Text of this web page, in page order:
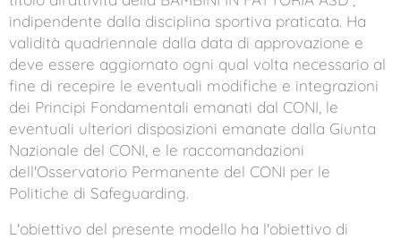
indipendente dalla disciplina sportiva praticata. Ha
validità quadriennale dalla data di approvazione e
deve essere aggiornato ogni qual volta necessario al
fine di recepire le eventuali modifiche e integrazioni
dei Principi Fondamentali emanati dal CONI, le
eventuali ulteriori disposizioni emanate dalla Giunta
Nazionale del CONI, e le raccomandazioni
dell'Osservatorio Permanente del CONI per le
Politiche di Safeguarding.
L'obiettivo del presente modello ha l'obiettivo di